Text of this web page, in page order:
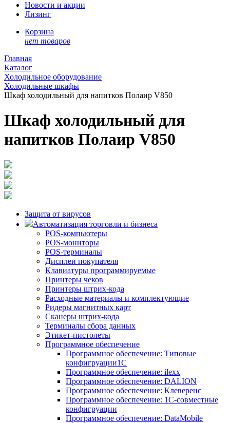
Новости и акции
Лизинг
Корзина
нет товаров
Главная
Каталог
Холодильное оборудование
Холодильные шкафы
Шкаф холодильный для напитков Полаир V850
Шкаф холодильный для
напитков Полаир V850
Защита от вирусов
Автоматизация торговли и бизнеса
POS-компьютеры
POS-мониторы
POS-терминалы
Дисплеи покупателя
Клавиатуры программируемые
Принтеры чеков
Принтеры штрих-кода
Расходные материалы и комплектующие
Ридеры магнитных карт
Сканеры штрих-кода
Терминалы сбора данных
Этикет-пистолеты
Программное обеспечение
Программное обеспечение: Типовые
конфигруации1С
Программное обеспечение: ilexx
Программное обеспечение: DALION
Программное обеспечение: Клеверенс
Программное обеспечение: 1С-совместные
конфигруации
Программное обеспечение: DataMobile